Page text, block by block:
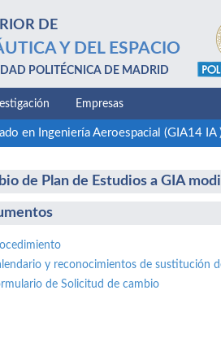
DE
Y DEL ESPACIO
POLITÉCNICA DE MADRID
Empresas
en Ingeniería Aeroespacial (GIA14 IA
de Plan de Estudios a GIA
y reconocimientos de sustitución
de Solicitud de cambio